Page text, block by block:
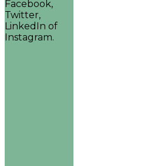
Facebook,
Twitter,
LinkedIn of
Instagram.